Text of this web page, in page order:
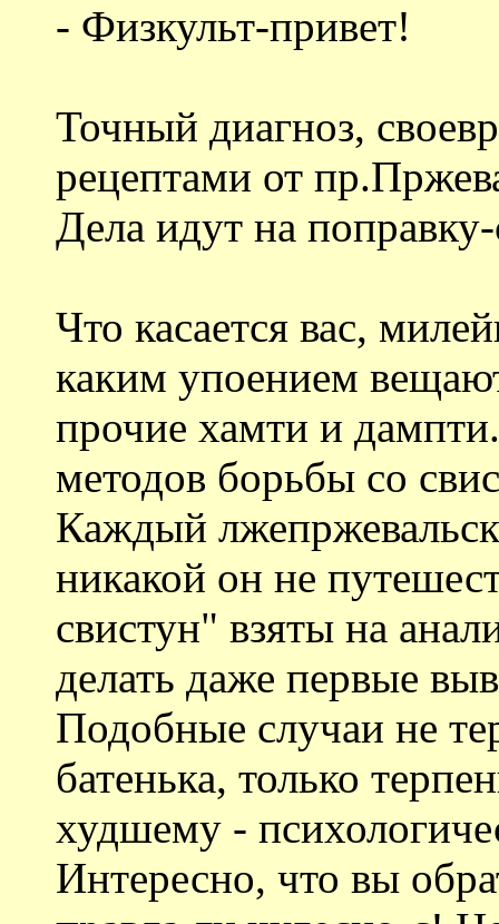
- Физкульт-привет!
Точный диагноз,
рецептами от
Дела идут на
Что касается вас,
каким упоением
прочие хамти и
методов борьбы со
Каждый
никакой он не
свистун" взяты на
делать даже первые
Подобные случаи не
батенька, только
худшему -
Интересно, что вы